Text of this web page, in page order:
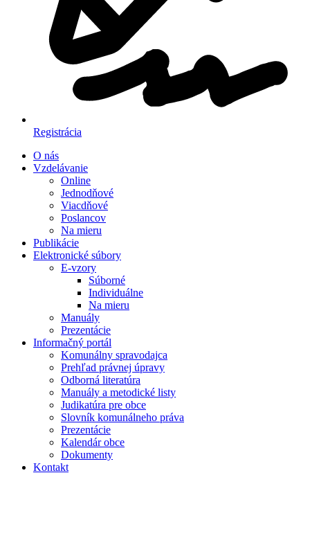
Registrácia
O nás
Vzdelávanie
Online
Jednodňové
Viacdňové
Poslancov
Na mieru
Publikácie
Elektronické súbory
E-vzory
Súborné
Individuálne
Na mieru
Manuály
Prezentácie
Informačný portál
Komunálny spravodajca
Prehľad právnej úpravy
Odborná literatúra
Manuály a metodické listy
Judikatúra pre obce
Slovník komunálneho práva
Prezentácie
Kalendár obce
Dokumenty
Kontakt